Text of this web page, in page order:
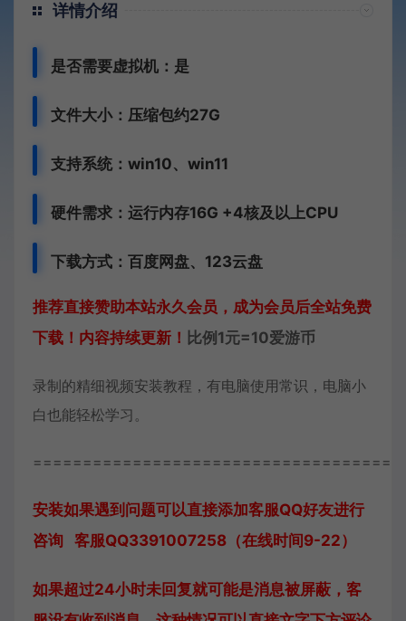
详情介绍
是否需要虚拟机：是
文件大小：压缩包约27G
支持系统：win10、win11
硬件需求：运行内存16G +4核及以上CPU
下载方式：百度网盘、123云盘
推荐直接赞助本站永久会员，成为会员后全站免费
下载！内容持续更新！ 比例1元=10爱游币
录制的精细视频安装教程，有电脑使用常识，电脑小
白也能轻松学习。
安装如果遇到问题可以直接添加客服QQ好友进行
咨询 客服QQ3391007258（在线时间9-22）
如果超过24小时未回复就可能是消息被屏蔽，客